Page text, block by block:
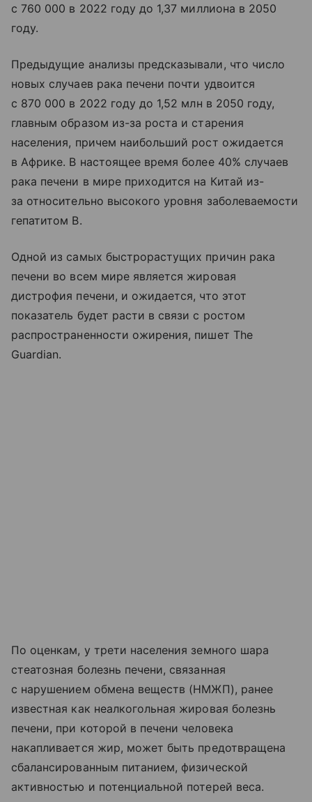
с 760 000 в 2022 году до 1,37 миллиона в 2050
году.
Предыдущие анализы предсказывали, что число
новых случаев рака печени почти удвоится
с 870 000 в 2022 году до 1,52 млн в 2050 году,
главным образом из-за роста и старения
населения, причем наибольший рост ожидается
в Африке. В настоящее время более 40% случаев
рака печени в мире приходится на Китай из-
за относительно высокого уровня заболеваемости
гепатитом В.
Одной из самых быстрорастущих причин рака
печени во всем мире является жировая
дистрофия печени, и ожидается, что этот
показатель будет расти в связи с ростом
распространенности ожирения, пишет The
Guardian.
По оценкам, у трети населения земного шара
стеатозная болезнь печени, связанная
с нарушением обмена веществ (НМЖП), ранее
известная как неалкогольная жировая болезнь
печени, при которой в печени человека
накапливается жир, может быть предотвращена
сбалансированным питанием, физической
активностью и потенциальной потерей веса.